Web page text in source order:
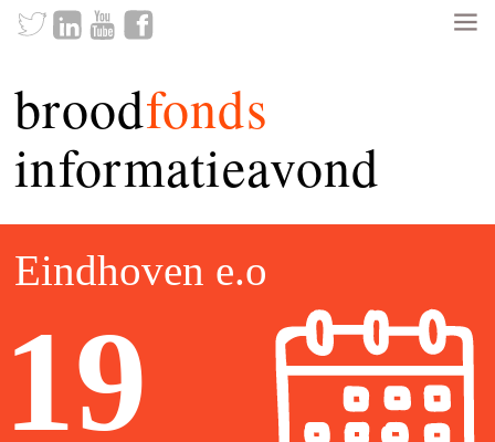
broodfonds
informatieavond
Eindhoven e.o
19